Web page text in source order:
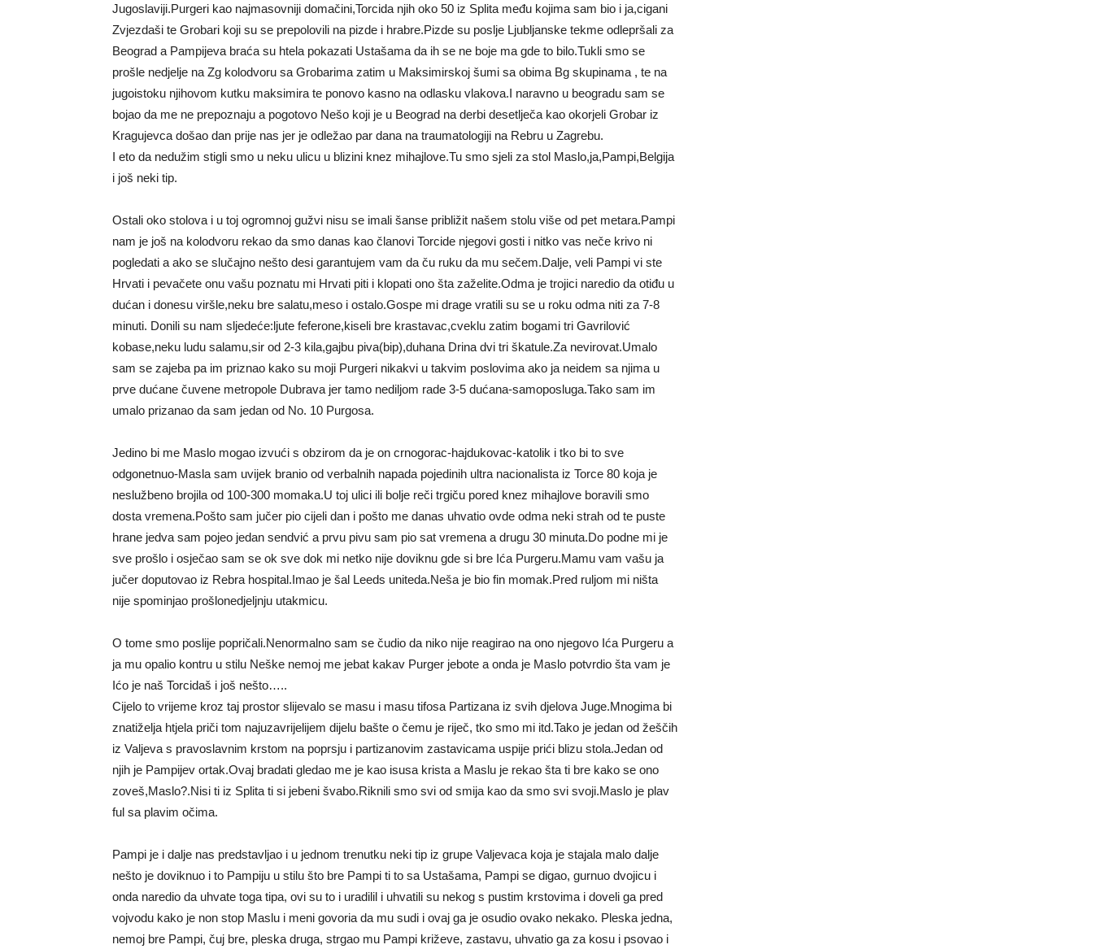
Jugoslaviji.Purgeri kao najmasovniji domačini,Torcida njih oko 50 iz Splita među kojima sam bio i ja,cigani
Zvjezdaši te Grobari koji su se prepolovili na pizde i hrabre.Pizde su poslje Ljubljanske tekme odlepršali za
Beograd a Pampijeva braća su htela pokazati Ustašama da ih se ne boje ma gde to bilo.Tukli smo se
prošle nedjelje na Zg kolodvoru sa Grobarima zatim u Maksimirskoj šumi sa obima Bg skupinama , te na
jugoistoku njihovom kutku maksimira te ponovo kasno na odlasku vlakova.I naravno u beogradu sam se
bojao da me ne prepoznaju a pogotovo Nešo koji je u Beograd na derbi desetlječa kao okorjeli Grobar iz
Kragujevca došao dan prije nas jer je odležao par dana na traumatologiji na Rebru u Zagrebu.
I eto da nedužim stigli smo u neku ulicu u blizini knez mihajlove.Tu smo sjeli za stol Maslo,ja,Pampi,Belgija
i još neki tip.
Ostali oko stolova i u toj ogromnoj gužvi nisu se imali šanse približit našem stolu više od pet metara.Pampi
nam je još na kolodvoru rekao da smo danas kao članovi Torcide njegovi gosti i nitko vas neče krivo ni
pogledati a ako se slučajno nešto desi garantujem vam da ču ruku da mu sečem.Dalje, veli Pampi vi ste
Hrvati i pevačete onu vašu poznatu mi Hrvati piti i klopati ono šta zaželite.Odma je trojici naredio da otiđu u
dućan i donesu viršle,neku bre salatu,meso i ostalo.Gospe mi drage vratili su se u roku odma niti za 7-8
minuti. Donili su nam sljedeće:ljute feferone,kiseli bre krastavac,cveklu zatim bogami tri Gavrilović
kobase,neku ludu salamu,sir od 2-3 kila,gajbu piva(bip),duhana Drina dvi tri škatule.Za nevirovat.Umalo
sam se zajeba pa im priznao kako su moji Purgeri nikakvi u takvim poslovima ako ja neidem sa njima u
prve dućane čuvene metropole Dubrava jer tamo nediljom rade 3-5 dućana-samoposluga.Tako sam im
umalo prizanao da sam jedan od No. 10 Purgosa.
Jedino bi me Maslo mogao izvući s obzirom da je on crnogorac-hajdukovac-katolik i tko bi to sve
odgonetnuo-Masla sam uvijek branio od verbalnih napada pojedinih ultra nacionalista iz Torce 80 koja je
neslužbeno brojila od 100-300 momaka.U toj ulici ili bolje reči trgiču pored knez mihajlove boravili smo
dosta vremena.Pošto sam jučer pio cijeli dan i pošto me danas uhvatio ovde odma neki strah od te puste
hrane jedva sam pojeo jedan sendvić a prvu pivu sam pio sat vremena a drugu 30 minuta.Do podne mi je
sve prošlo i osječao sam se ok sve dok mi netko nije doviknu gde si bre Ića Purgeru.Mamu vam vašu ja
jučer doputovao iz Rebra hospital.Imao je šal Leeds uniteda.Neša je bio fin momak.Pred ruljom mi ništa
nije spominjao prošlonedjeljnju utakmicu.
O tome smo poslije popričali.Nenormalno sam se čudio da niko nije reagirao na ono njegovo Ića Purgeru a
ja mu opalio kontru u stilu Neške nemoj me jebat kakav Purger jebote a onda je Maslo potvrdio šta vam je
Ićo je naš Torcidaš i još nešto…..
Cijelo to vrijeme kroz taj prostor slijevalo se masu i masu tifosa Partizana iz svih djelova Juge.Mnogima bi
znatiželja htjela priči tom najuzavrijelijem dijelu bašte o čemu je riječ, tko smo mi itd.Tako je jedan od žeščih
iz Valjeva s pravoslavnim krstom na poprsju i partizanovim zastavicama uspije prići blizu stola.Jedan od
njih je Pampijev ortak.Ovaj bradati gledao me je kao isusa krista a Maslu je rekao šta ti bre kako se ono
zoveš,Maslo?.Nisi ti iz Splita ti si jebeni švabo.Riknili smo svi od smija kao da smo svi svoji.Maslo je plav
ful sa plavim očima.
Pampi je i dalje nas predstavljao i u jednom trenutku neki tip iz grupe Valjevaca koja je stajala malo dalje
nešto je doviknuo i to Pampiju u stilu što bre Pampi ti to sa Ustašama, Pampi se digao, gurnuo dvojicu i
onda naredio da uhvate toga tipa, ovi su to i uradilil i uhvatili su nekog s pustim krstovima i doveli ga pred
vojvodu kako je non stop Maslu i meni govoria da mu sudi i ovaj ga je osudio ovako nekako. Pleska jedna,
nemoj bre Pampi, čuj bre, pleska druga, strgao mu Pampi križeve, zastavu, uhvatio ga za kosu i psovao i